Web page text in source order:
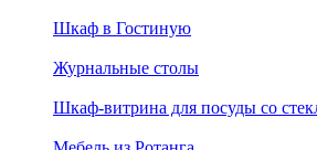
Шкаф в Гостиную
Журнальные столы
Шкаф-витрина для посуды со